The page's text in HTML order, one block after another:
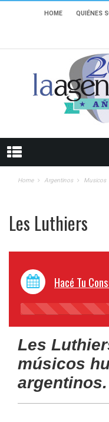
HOME QUIÉNES
Home Argentinos Musicos
Les Luthiers
Hacé Tu
Les
músicos
argentinos.